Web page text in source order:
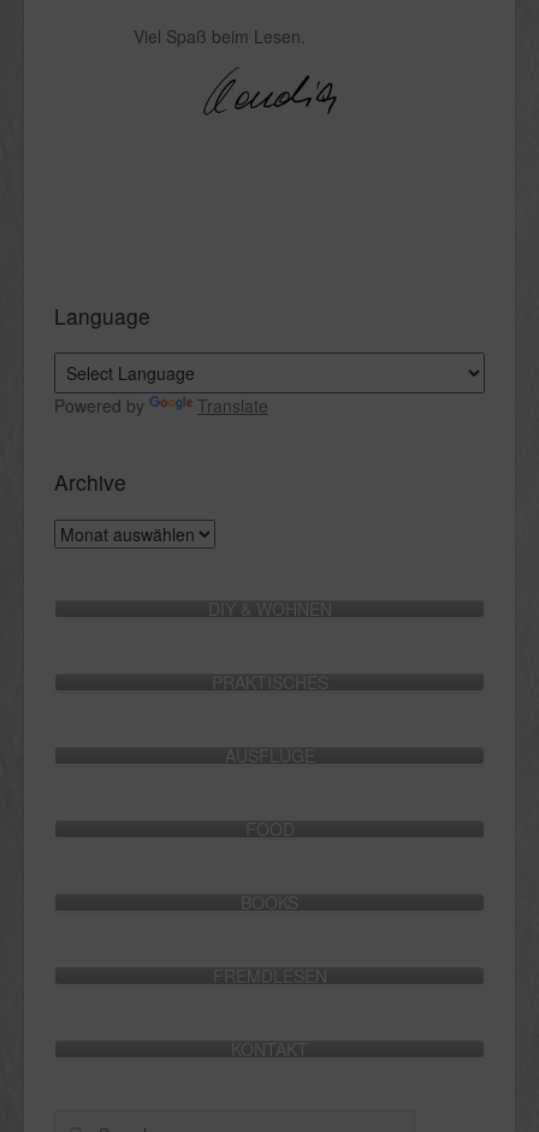
Viel Spaß beim Lesen.
Language
Powered by Translate
Archive
Archive
DIY & WOHNEN
PRAKTISCHES
AUSFLÜGE
FOOD
BOOKS
FREMDLESEN
KONTAKT